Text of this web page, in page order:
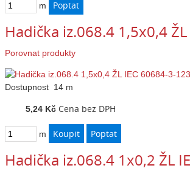
m
Hadička iz.068.4 1,5x0,4
Porovnat produkty
Dostupnost 14 m
5,24 Kč Cena bez DPH
m
Hadička iz.068.4 1x0,2 ŽL